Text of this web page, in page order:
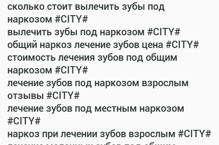
сколько стоит вылечить зубы под
наркозом #CITY#
вылечить зубы под наркозом #CITY#
общий наркоз лечение зубов цена #CITY#
стоимость лечения зубов под общим
наркозом #CITY#
лечение зубов под наркозом взрослым
отзывы #CITY#
лечение зубов под местным наркозом
#CITY#
наркоз при лечении зубов взрослым #CITY#